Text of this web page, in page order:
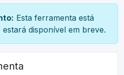
Esta ferramenta está
disponível em breve.